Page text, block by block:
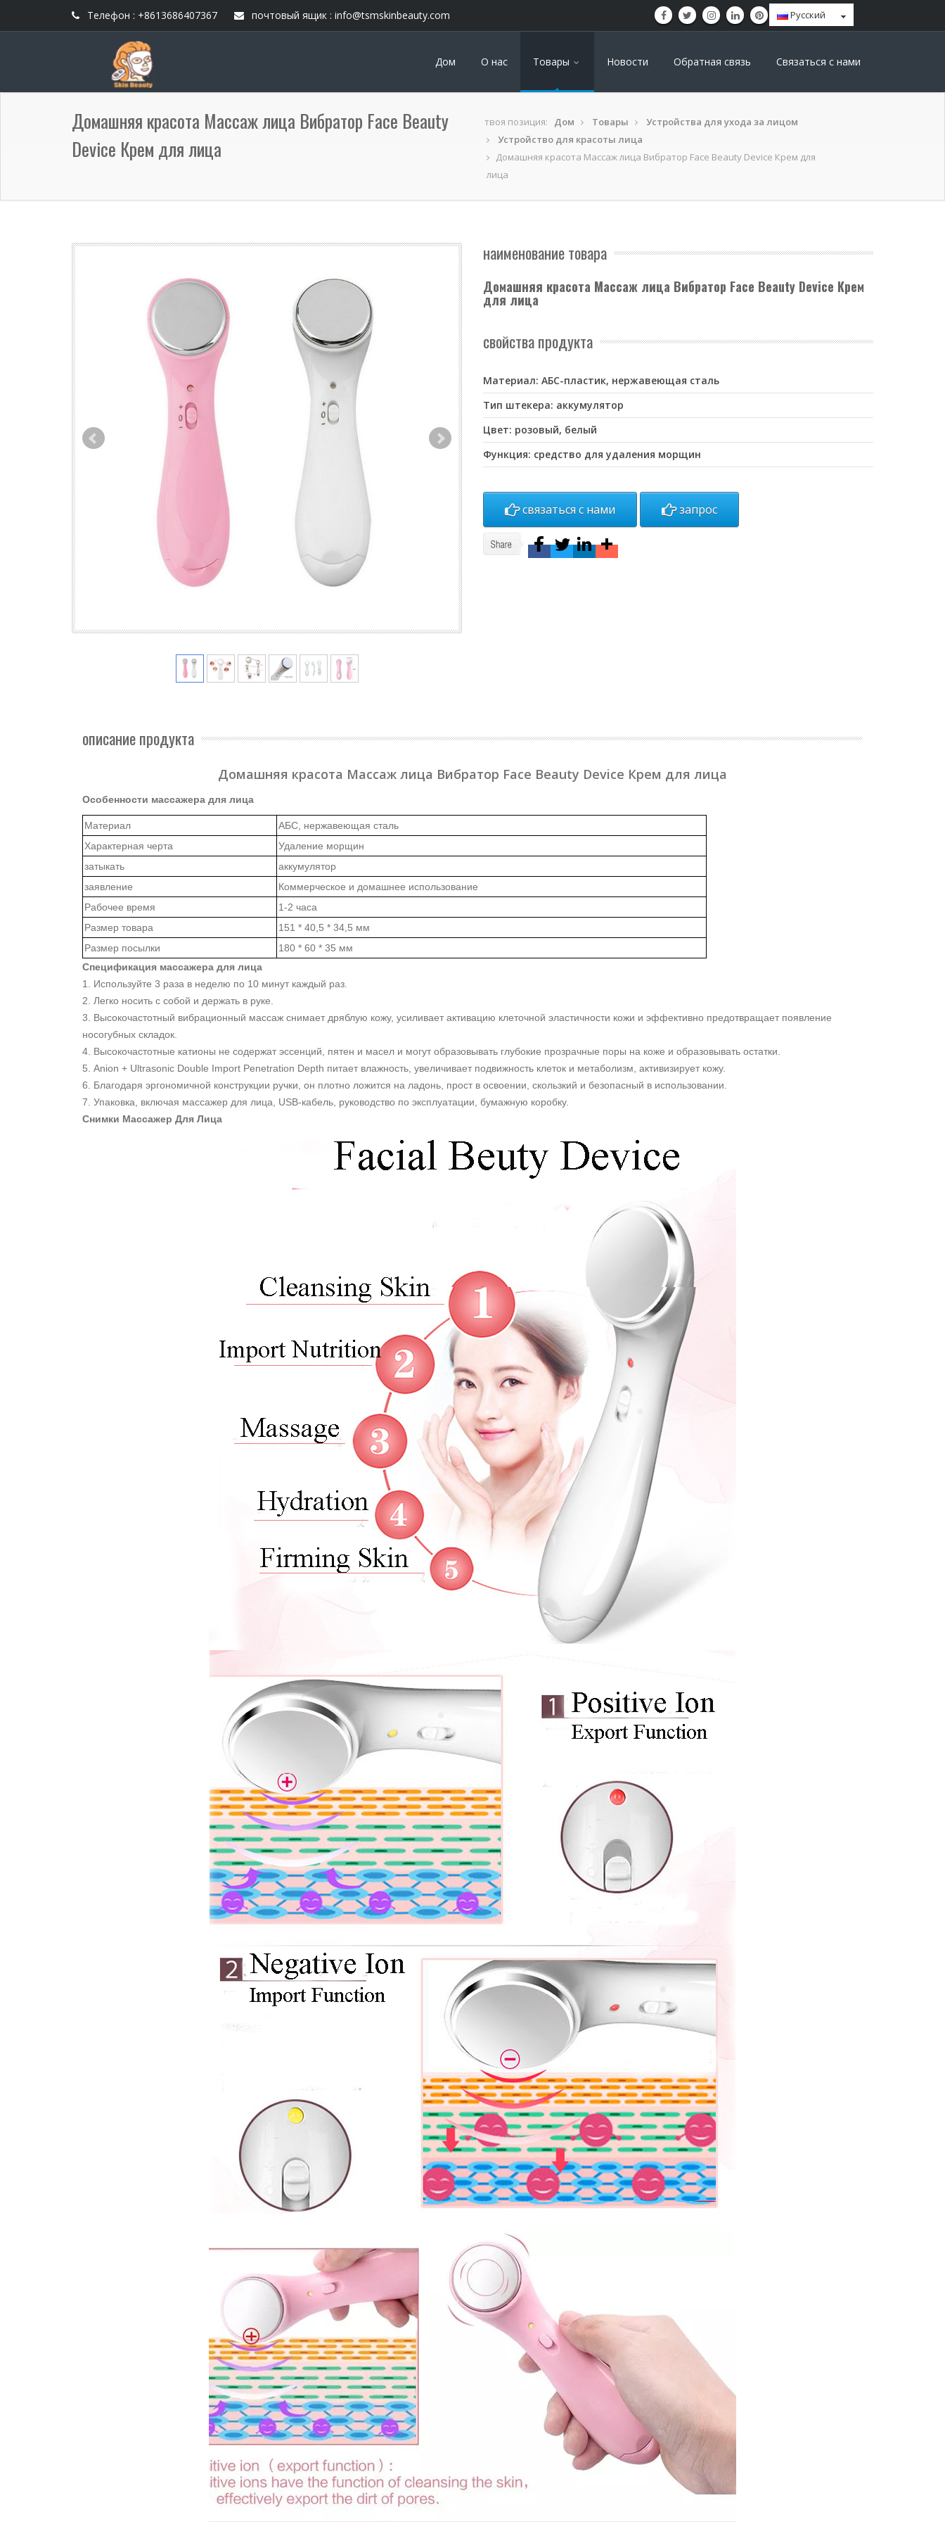
Телефон : +8613686407367 почтовый ящик : info@tsmskinbeauty.com Pусский
Дом О нас Товары Новости Обратная связь Связаться с нами
Домашняя красота Массаж лица Вибратор Face Beauty
Device Крем для лица
твоя позиция: Дом Товары
Устройства для ухода за лицом
Устройство для красоты лица
Домашняя красота Массаж лица Вибратор Face Beauty Device Крем для
лица
наименование товара
Домашняя красота Массаж лица Вибратор Face Beauty Device Крем
для лица
свойства продукта
Материал: АБС-пластик, нержавеющая сталь
Тип штекера: аккумулятор
Цвет: розовый, белый
Функция: средство для удаления морщин
связаться с нами запрос
описание продукта
Домашняя красота Массаж лица Вибратор Face Beauty Device Крем для лица
Особенности массажера для лица
Материал
АБС, нержавеющая сталь
Характерная черта
Удаление морщин
затыкать
аккумулятор
заявление
Коммерческое и домашнее использование
Рабочее время
1-2 часа
Размер товара
151 * 40,5 * 34,5 мм
Размер посылки
180 * 60 * 35 мм
Спецификация массажера для лица
1. Используйте 3 раза в неделю по 10 минут каждый раз.
2. Легко носить с собой и держать в руке.
3. Высокочастотный вибрационный массаж снимает дряблую кожу, усиливает активацию клеточной эластичности кожи и эффективно предотвращает появление
носогубных складок.
4. Высокочастотные катионы не содержат эссенций, пятен и масел и могут образовывать глубокие прозрачные поры на коже и образовывать остатки.
5. Anion + Ultrasonic Double Import Penetration Depth питает влажность, увеличивает подвижность клеток и метаболизм, активизирует кожу.
6. Благодаря эргономичной конструкции ручки, он плотно ложится на ладонь, прост в освоении, скользкий и безопасный в использовании.
7. Упаковка, включая массажер для лица, USB-кабель, руководство по эксплуатации, бумажную коробку.
Снимки Массажер Для Лица